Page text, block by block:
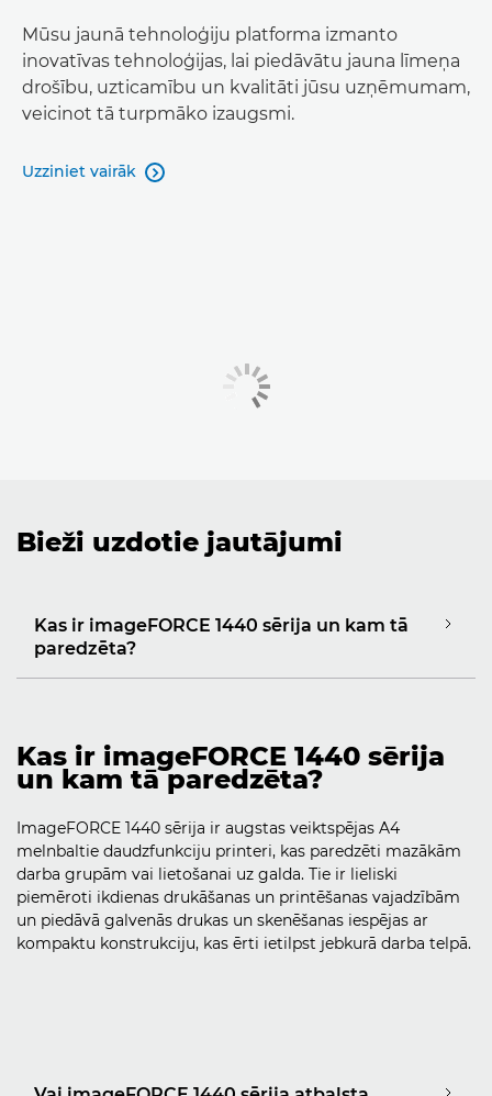
Mūsu jaunā tehnoloģiju platforma izmanto
inovatīvas tehnoloģijas, lai piedāvātu jauna līmeņa
drošību, uzticamību un kvalitāti jūsu uzņēmumam,
veicinot tā turpmāko izaugsmi.
Uzziniet vairāk 
Bieži uzdotie jautājumi
Kas ir imageFORCE 1440 sērija un kam tā
paredzēta?
Kas ir imageFORCE 1440 sērija
un kam tā paredzēta?
ImageFORCE 1440 sērija ir augstas veiktspējas A4
melnbaltie daudzfunkciju printeri, kas paredzēti mazākām
darba grupām vai lietošanai uz galda. Tie ir lieliski
piemēroti ikdienas drukāšanas un printēšanas vajadzībām
un piedāvā galvenās drukas un skenēšanas iespējas ar
kompaktu konstrukciju, kas ērti ietilpst jebkurā darba telpā.